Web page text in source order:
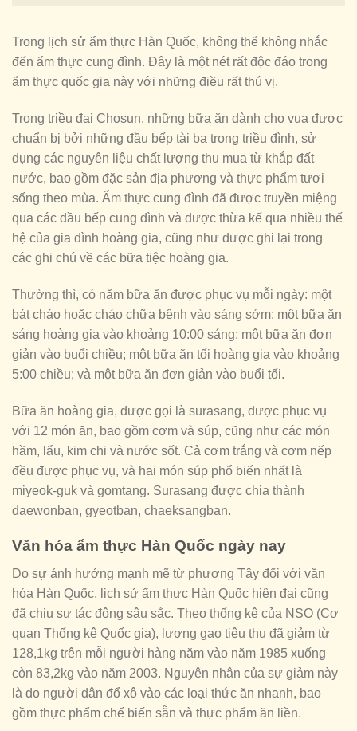
Trong lịch sử ẩm thực Hàn Quốc, không thể không nhắc
đến ẩm thực cung đình. Đây là một nét rất độc đáo trong
ẩm thực quốc gia này với những điều rất thú vị.
Trong triều đại Chosun, những bữa ăn dành cho vua được
chuẩn bị bởi những đầu bếp tài ba trong triều đình, sử
dụng các nguyên liệu chất lượng thu mua từ khắp đất
nước, bao gồm đặc sản địa phương và thực phẩm tươi
sống theo mùa. Ẩm thực cung đình đã được truyền miệng
qua các đầu bếp cung đình và được thừa kế qua nhiều thế
hệ của gia đình hoàng gia, cũng như được ghi lại trong
các ghi chú về các bữa tiệc hoàng gia.
Thường thì, có năm bữa ăn được phục vụ mỗi ngày: một
bát cháo hoặc cháo chữa bệnh vào sáng sớm; một bữa ăn
sáng hoàng gia vào khoảng 10:00 sáng; một bữa ăn đơn
giản vào buổi chiều; một bữa ăn tối hoàng gia vào khoảng
5:00 chiều; và một bữa ăn đơn giản vào buổi tối.
Bữa ăn hoàng gia, được gọi là surasang, được phục vụ
với 12 món ăn, bao gồm cơm và súp, cũng như các món
hầm, lẩu, kim chi và nước sốt. Cả cơm trắng và cơm nếp
đều được phục vụ, và hai món súp phổ biến nhất là
miyeok-guk và gomtang. Surasang được chia thành
daewonban, gyeotban, chaeksangban.
Văn hóa ẩm thực Hàn Quốc ngày nay
Do sự ảnh hưởng mạnh mẽ từ phương Tây đối với văn
hóa Hàn Quốc, lịch sử ẩm thực Hàn Quốc hiện đại cũng
đã chịu sự tác động sâu sắc. Theo thống kê của NSO (Cơ
quan Thống kê Quốc gia), lượng gạo tiêu thụ đã giảm từ
128,1kg trên mỗi người hàng năm vào năm 1985 xuống
còn 83,2kg vào năm 2003. Nguyên nhân của sự giảm này
là do người dân đổ xô vào các loại thức ăn nhanh, bao
gồm thực phẩm chế biến sẵn và thực phẩm ăn liền.